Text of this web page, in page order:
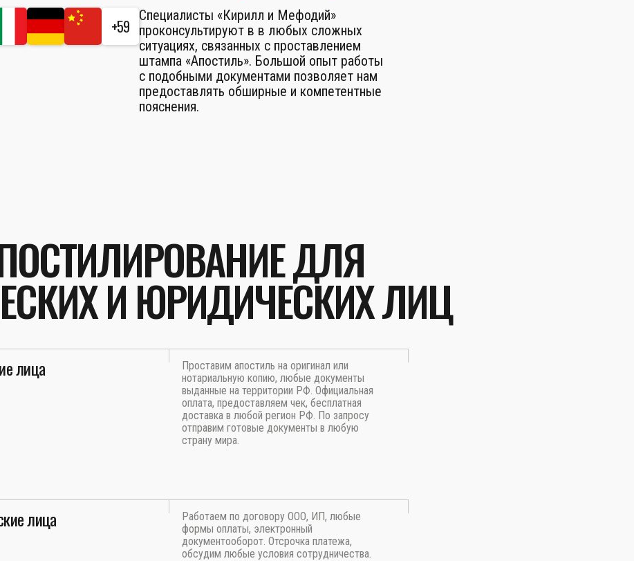
+59
Специалисты «Кирилл и Мефодий»
проконсультируют в в любых сложных
ситуациях, связанных с проставлением
штампа «Апостиль». Большой опыт работы
с подобными документами позволяет нам
предоставлять обширные и компетентные
пояснения.
ДЛЯ
И ЮРИДИЧЕСКИХ ЛИЦ
лица
Проставим апостиль на оригинал или
нотариальную копию, любые документы
выданные на территории РФ. Официальная
оплата, предоставляем чек, бесплатная
доставка в любой регион РФ. По запросу
отправим готовые документы в любую
страну мира.
лица
Работаем по договору ООО, ИП, любые
формы оплаты, электронный
документооборот. Отсрочка платежа,
обсудим любые условия сотрудничества.